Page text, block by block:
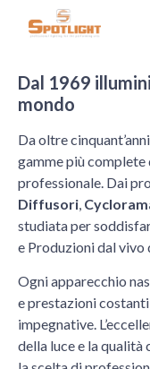
contenuto
Dal 1969
mondo
Da oltre
gamme più complete
professionale. Dai
Diffusori
studiata per
e Produzioni dal vivo
Ogni apparecchio
e prestazioni
impegnative.
della luce e la